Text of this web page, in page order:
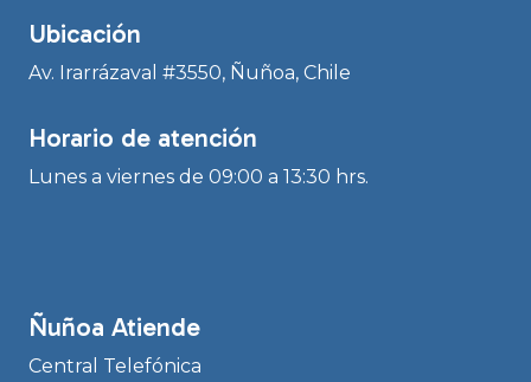
Ubicación
Av. Irarrázaval #3550, Ñuñoa, Chile
Horario de atención
Lunes a viernes de 09:00 a 13:30 hrs.
Ñuñoa Atiende
Central Telefónica